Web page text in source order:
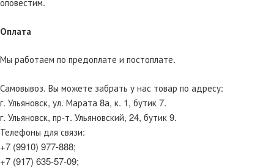
Оплата
Мы работаем по предоплате и постоплате.
Самовывоз. Вы можете забрать у нас товар по адресу:
г. Ульяновск, ул. Марата 8а, к. 1, бутик 7.
г. Ульяновск, пр-т. Ульяновский, 24, бутик 9.
Телефоны для связи:
+7 (9910) 977-888;
+7 (917) 635-57-09;